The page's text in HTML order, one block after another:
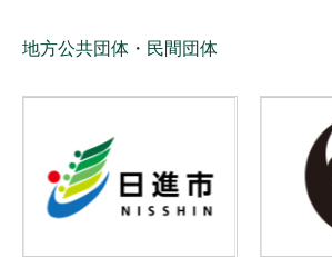
地方公共団体・民間団体